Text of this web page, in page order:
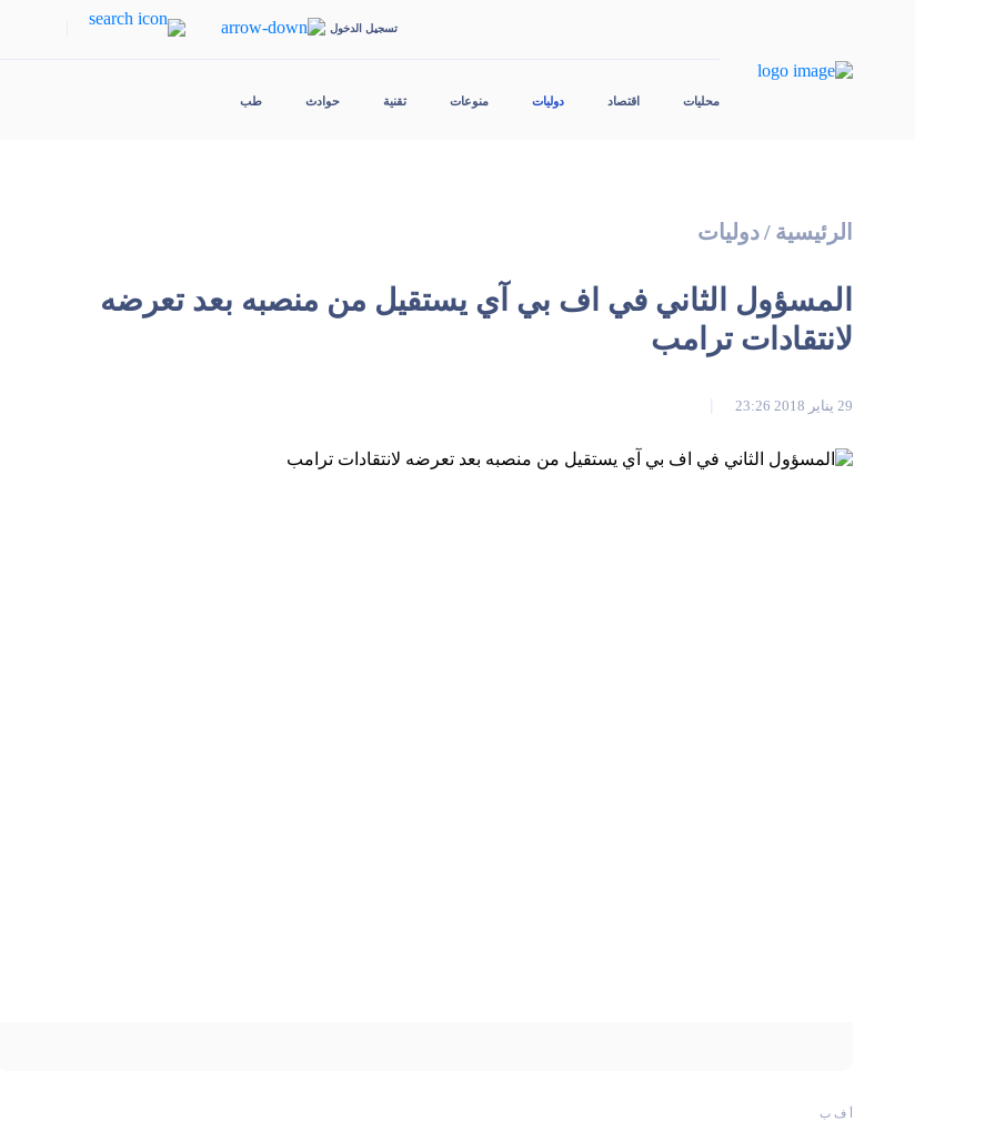
تسجيل الدخول
محليات اقتصاد دوليات منوعات تقنية حوادث طب
الرئيسية /دوليات
المسؤول الثاني في اف بي آي يستقيل من منصبه بعد تعرضه
لانتقادات ترامب
29 يناير 2018 23:26
أ ف ب